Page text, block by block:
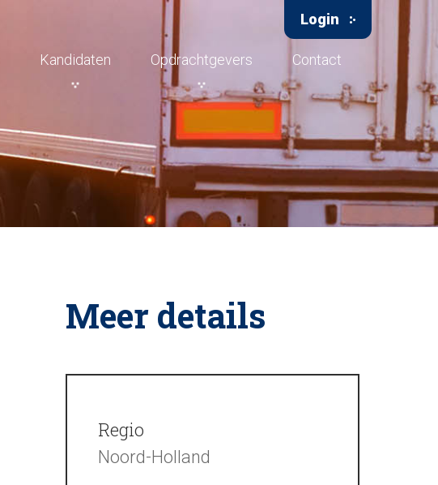
Login
Kandidaten Opdrachtgevers Contact
Meer details
Regio
Noord-Holland